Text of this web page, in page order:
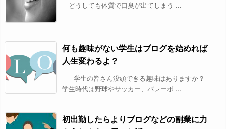
どうしても体質で口臭が出てしまう ...
何も趣味がない学生はブログを始めれば
人生変わるよ？
学生の皆さん没頭できる趣味はありますか？
学生時代は野球やサッカー、バレーボ ...
初出勤したらよりブログなどの副業に力